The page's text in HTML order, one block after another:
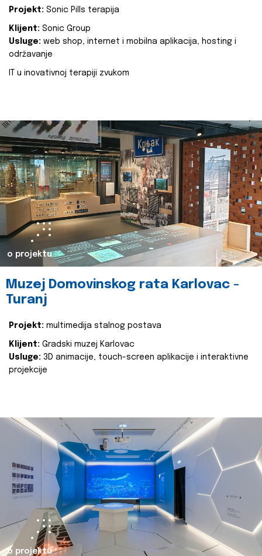
Projekt: Sonic Pills terapija
Klijent: Sonic Group
Usluge: web shop, internet i mobilna aplikacija, hosting i
održavanje
IT u inovativnoj terapiji zvukom
o projektu
Muzej Domovinskog rata Karlovac -
Turanj
Projekt: multimedija stalnog postava
Klijent: Gradski muzej Karlovac
Usluge: 3D animacije, touch-screen aplikacije i interaktivne
projekcije
o projektu